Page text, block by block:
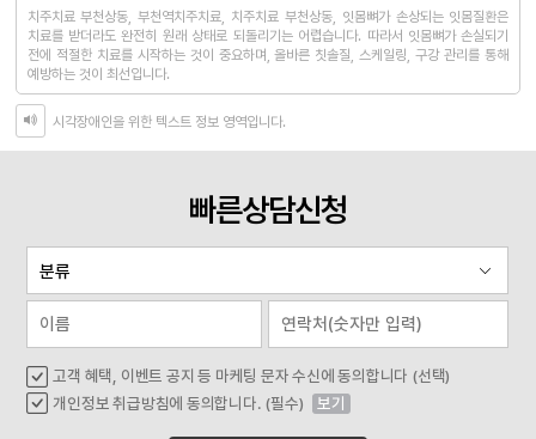
치주치료 부천상동, 부천역치주치료, 치주치료 부천상동, 잇몸뼈가 손상되는 잇몸질환은
치료를 받더라도 완전히 원래 상태로 되돌리기는 어렵습니다. 따라서 잇몸뼈가 손실되기
전에 적절한 치료를 시작하는 것이 중요하며, 올바른 칫솔질, 스케일링, 구강 관리를 통해
예방하는 것이 최선입니다.
시각장애인을 위한 텍스트 정보 영역입니다.
빠른상담신청
고객 혜택, 이벤트 공지 등 마케팅 문자 수신에 동의합니다 (선택)
개인정보 취급방침에 동의합니다. (필수)
보기